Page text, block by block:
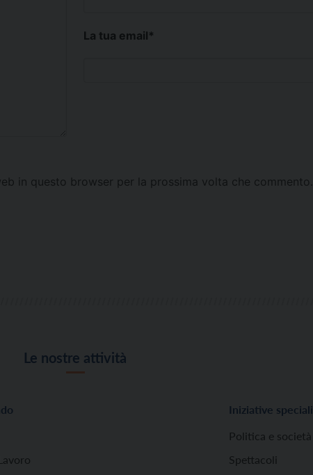
La tua email*
in questo browser per la prossima volta che commento.
Le nostre attività
Iniziative speciali
Politica e società
Spettacoli